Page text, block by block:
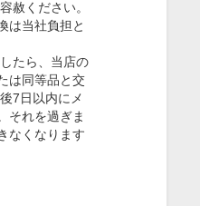
赦ください。
は当社負担と
たら、当店の
は同等品と交
7日以内にメ
それを過ぎま
なくなります